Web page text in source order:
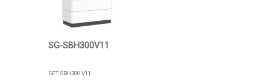
SG-SBH300V11
SET SBH300 V11